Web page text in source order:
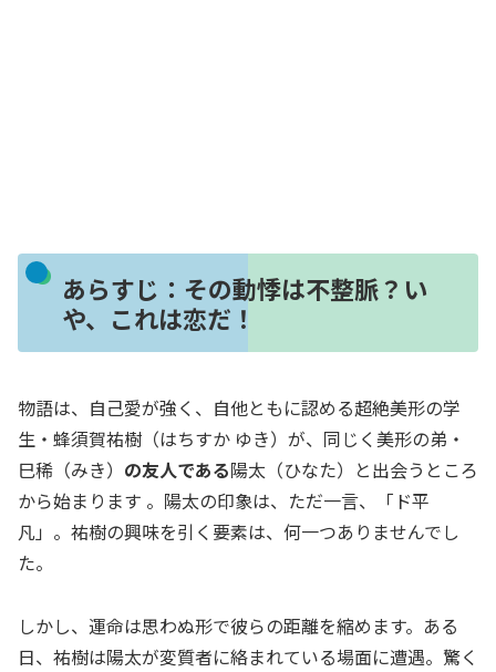
あらすじ：その動悸は不整脈？い
や、これは恋だ！
物語は、自己愛が強く、自他ともに認める超絶美形の学
生・蜂須賀祐樹（はちすか ゆき）が、同じく美形の弟・
巳稀（みき） の友人である陽太（ひなた）と出会うところ
から始まります 。陽太の印象は、ただ一言、「ド平
凡」。祐樹の興味を引く要素は、何一つありませんでし
た。
しかし、運命は思わぬ形で彼らの距離を縮めます。ある
日、祐樹は陽太が変質者に絡まれている場面に遭遇。驚く